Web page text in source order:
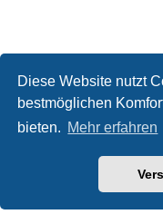
Diese Website nutzt
bestmöglichen
bieten. Mehr erfahren